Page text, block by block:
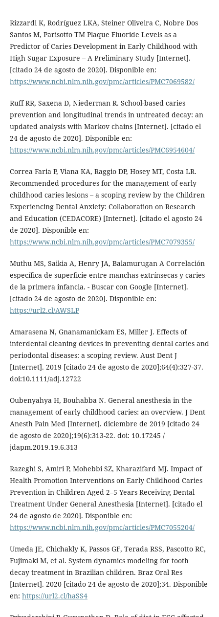
Rizzardi K, Rodríguez LKA, Steiner Oliveira C, Nobre Dos
Santos M, Parisotto TM Plaque Fluoride Levels as a
Predictor of Caries Development in Early Childhood with
High Sugar Exposure – A Preliminary Study [Internet].
[citado 24 de agosto de 2020]. Disponible en:
https://www.ncbi.nlm.nih.gov/pmc/articles/PMC7069582/
Ruff RR, Saxena D, Niederman R. School-based caries
prevention and longitudinal trends in untreated decay: an
updated analysis with Markov chains [Internet]. [citado el
24 de agosto de 2020]. Disponible en:
https://www.ncbi.nlm.nih.gov/pmc/articles/PMC6954604/
Correa Faria P, Viana KA, Raggio DP, Hosey MT, Costa LR.
Recommended procedures for the management of early
childhood caries lesions – a scoping review by the Children
Experiencing Dental Anxiety: Collaboration on Research
and Education (CEDACORE) [Internet]. [citado el agosto 24
de 2020]. Disponible en:
https://www.ncbi.nlm.nih.gov/pmc/articles/PMC7079355/
Muthu MS, Saikia A, Henry JA, Balamurugan A Correlación
específica de superficie entre manchas extrínsecas y caries
de la primera infancia. - Buscar con Google [Internet].
[citado 24 de agosto de 2020]. Disponible en:
https://url2.cl/AWSLP
Amarasena N, Gnanamanickam ES, Miller J. Effects of
interdental cleaning devices in preventing dental caries and
periodontal diseases: a scoping review. Aust Dent J
[Internet]. 2019 [citado 24 de agosto de 2020];64(4):327-37.
doi:10.1111/adj.12722
Oubenyahya H, Bouhabba N. General anesthesia in the
management of early childhood caries: an overview. J Dent
Anesth Pain Med [Internet]. diciembre de 2019 [citado 24
de agosto de 2020];19(6):313-22. doi: 10.17245 /
jdapm.2019.19.6.313
Razeghi S, Amiri P, Mohebbi SZ, Kharazifard MJ. Impact of
Health Promotion Interventions on Early Childhood Caries
Prevention in Children Aged 2–5 Years Receiving Dental
Treatment Under General Anesthesia [Internet]. [citado el
24 de agosto de 2020]. Disponible en:
https://www.ncbi.nlm.nih.gov/pmc/articles/PMC7055204/
Umeda JE, Chichakly K, Passos GF, Terada RSS, Pascotto RC,
Fujimaki M, et al. System dynamics modeling for tooth
decay treatment in Brazilian children. Braz Oral Res
[Internet]. 2020 [citado 24 de agosto de 2020];34. Disponible
en: https://url2.cl/haSS4